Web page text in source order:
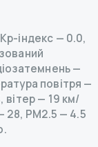
індекс — 0.0,
—
повітря —
вітер — 19 км/
28, PM2.5 — 4.5